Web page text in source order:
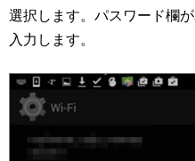
選択します。パスワード欄
入力します。